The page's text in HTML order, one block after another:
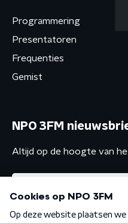
Programmering
Presentatoren
Frequenties
Gemist
NPO 3FM
Altijd op de hoogte van